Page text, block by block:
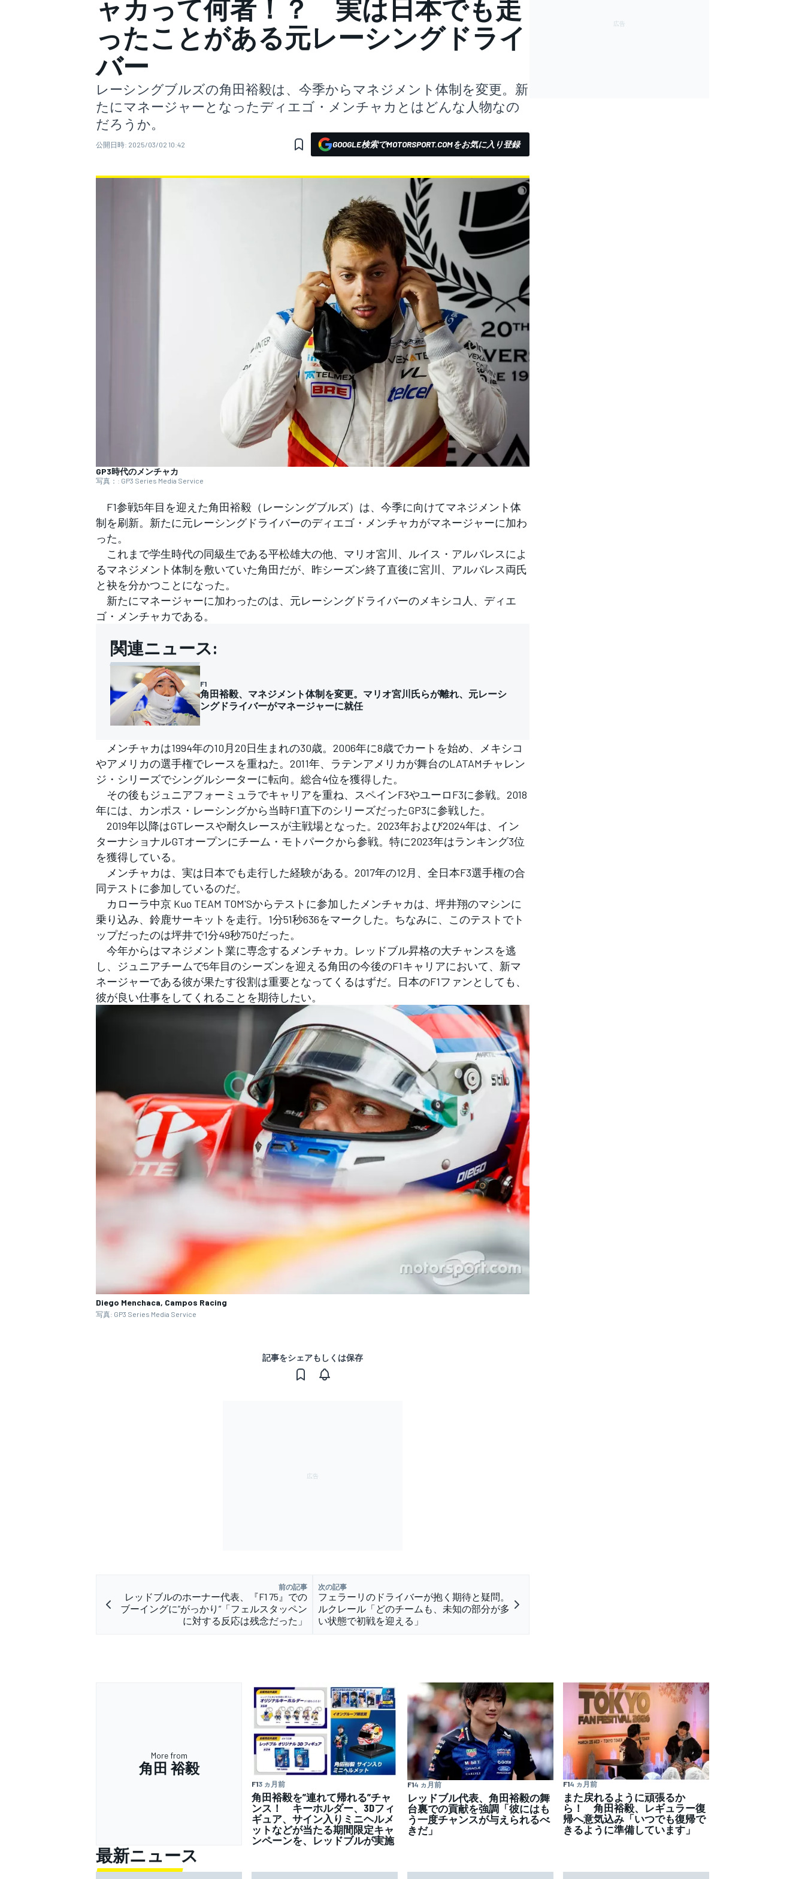
スーパーフォーミュラ
フォーミュラE
ャカって何者！？ 実は日本でも走
ったことがある元レーシングドライ
バー
レーシングブルズの角田裕毅は、今季からマネジメント体制を変更。新
たにマネージャーとなったディエゴ・メンチャカとはどんな人物なの
だろうか。
公開日時: 2025/03/02 10:42 GOOGLE検索でMOTORSPORT.COMをお気に入り登録
GP3時代のメンチャカ
写真：: GP3 Series Media Service
F1参戦5年目を迎えた角田裕毅（レーシングブルズ）は、今季に向けてマネジメント体
制を刷新。新たに元レーシングドライバーのディエゴ・メンチャカがマネージャーに加わ
った。
これまで学生時代の同級生である平松雄大の他、マリオ宮川、ルイス・アルバレスによ
るマネジメント体制を敷いていた角田だが、昨シーズン終了直後に宮川、アルバレス両氏
と袂を分かつことになった。
新たにマネージャーに加わったのは、元レーシングドライバーのメキシコ人、ディエ
ゴ・メンチャカである。
関連ニュース:
F1
角田裕毅、マネジメント体制を変更。マリオ宮川氏らが離れ、元レーシ
ングドライバーがマネージャーに就任
メンチャカは1994年の10月20日生まれの30歳。2006年に8歳でカートを始め、メキシコ
やアメリカの選手権でレースを重ねた。2011年、ラテンアメリカが舞台のLATAMチャレン
ジ・シリーズでシングルシーターに転向。総合4位を獲得した。
その後もジュニアフォーミュラでキャリアを重ね、スペインF3やユーロF3に参戦。2018
年には、カンポス・レーシングから当時F1直下のシリーズだったGP3に参戦した。
2019年以降はGTレースや耐久レースが主戦場となった。2023年および2024年は、イン
ターナショナルGTオープンにチーム・モトパークから参戦。特に2023年はランキング3位
を獲得している。
メンチャカは、実は日本でも走行した経験がある。2017年の12月、全日本F3選手権の合
同テストに参加しているのだ。
カローラ中京 Kuo TEAM TOM'Sからテストに参加したメンチャカは、坪井翔のマシンに
乗り込み、鈴鹿サーキットを走行。1分51秒636をマークした。ちなみに、このテストでト
ップだったのは坪井で1分49秒750だった。
今年からはマネジメント業に専念するメンチャカ。レッドブル昇格の大チャンスを逃
し、ジュニアチームで5年目のシーズンを迎える角田の今後のF1キャリアにおいて、新マ
ネージャーである彼が果たす役割は重要となってくるはずだ。日本のF1ファンとしても、
彼が良い仕事をしてくれることを期待したい。
Diego Menchaca, Campos Racing
写真: GP3 Series Media Service
記事をシェアもしくは保存
前の記事
レッドブルのホーナー代表、『F1 75』での
ブーイングに”がっかり”「フェルスタッペン
に対する反応は残念だった」
次の記事
フェラーリのドライバーが抱く期待と疑問。
ルクレール「どのチームも、未知の部分が多
い状態で初戦を迎える」
More from
角田 裕毅
F13 ヵ月前
角田裕毅を”連れて帰れる”チャ
ンス！ キーホルダー、3Dフィ
ギュア、サイン入りミニヘルメ
ットなどが当たる期間限定キャ
ンペーンを、レッドブルが実施
F14 ヵ月前
レッドブル代表、角田裕毅の舞
台裏での貢献を強調「彼にはも
う一度チャンスが与えられるべ
きだ」
F14 ヵ月前
また戻れるように頑張るか
ら！ 角田裕毅、レギュラー復
帰へ意気込み「いつでも復帰で
きるように準備しています」
最新ニュース